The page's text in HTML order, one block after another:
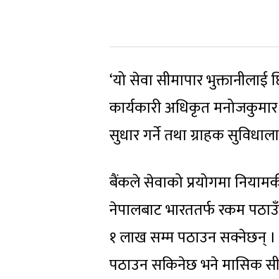
‘यो सेवा सीमापार
कार्यकारी अधिकृत
सुधार गर्ने तथा ग्राहक
बैंकले सेवाको प्रयोगमा
नेपालबाट भारततर्फ रकम
१ लाख सम्म पठाउन सक्नेछन्
पठाउन सकिनेछ भने मासिक